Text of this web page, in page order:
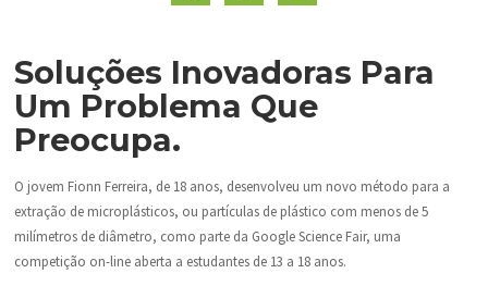
Soluções Inovadoras Para
Um Problema Que
Preocupa.
O jovem Fionn Ferreira, de 18 anos, desenvolveu um novo método para a
extração de microplásticos, ou partículas de plástico com menos de 5
milímetros de diâmetro, como parte da Google Science Fair, uma
competição on-line aberta a estudantes de 13 a 18 anos.